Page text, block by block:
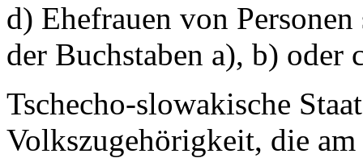
d) Ehefrauen von
der Buchstaben a), b) oder
Tschecho-slowakische
Volkszugehörigkeit, die